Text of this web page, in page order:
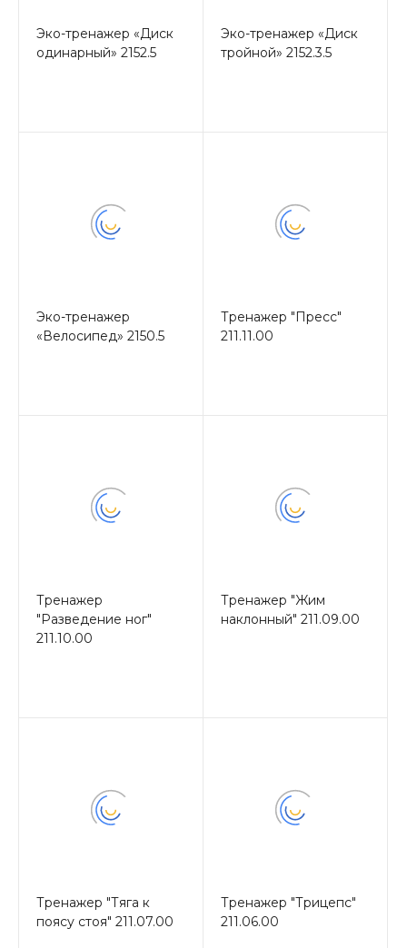
Эко-тренажер «Диск
одинарный» 2152.5
Эко-тренажер «Диск
тройной» 2152.3.5
Эко-тренажер
«Велосипед» 2150.5
Тренажер "Пресс"
211.11.00
Тренажер
"Разведение ног"
211.10.00
Тренажер "Жим
наклонный" 211.09.00
Тренажер "Тяга к
поясу стоя" 211.07.00
Тренажер "Трицепс"
211.06.00